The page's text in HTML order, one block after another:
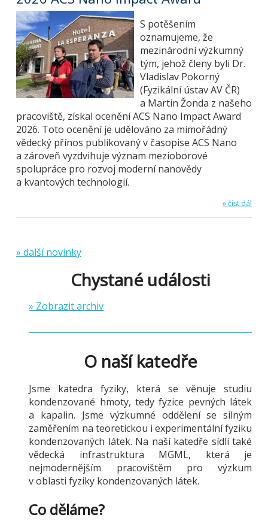
S potěšením
oznamujeme, že
mezinárodní výzkumný
tým, jehož členy byli Dr.
Vladislav Pokorný
(Fyzikální ústav AV ČR)
a Martin Žonda z našeho
pracoviště, získal ocenění ACS Nano Impact Award
2026. Toto ocenění je udělováno za mimořádný
vědecký přínos publikovaný v časopise ACS Nano
a zároveň vyzdvihuje význam mezioborové
spolupráce pro rozvoj moderní nanovědy
a kvantových technologií.
» číst dál
» další novinky
Chystané události
» Zobrazit archiv
O naší katedře
Jsme katedra fyziky, která se věnuje studiu
kondenzované hmoty, tedy fyzice pevných látek
a kapalin. Jsme výzkumné oddělení se silným
zaměřením na teoretickou i experimentální fyziku
kondenzovaných látek. Na naší katedře sídlí také
vědecká infrastruktura MGML, která je
nejmodernějším pracovištěm pro výzkum
v oblasti fyziky kondenzovaných látek.
Co děláme?